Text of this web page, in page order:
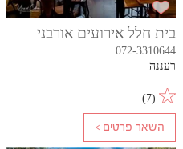
בית חלל אירועים אורבני
072-3310644
רעננה
(
7
)